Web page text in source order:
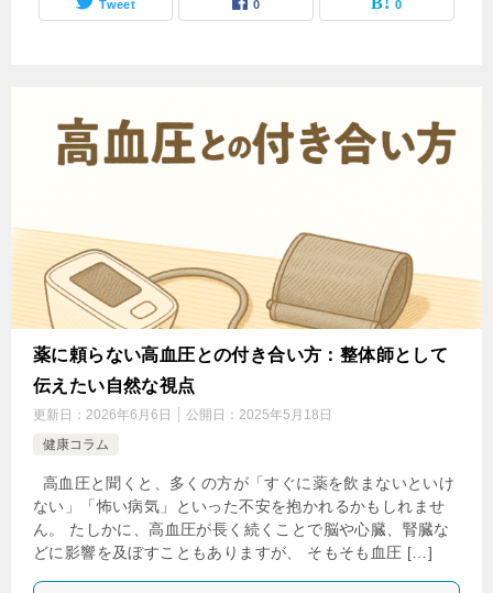
Tweet 0 0
薬に頼らない高血圧との付き合い方：整体師として
伝えたい自然な視点
更新日： 2026年6月6日 公開日： 2025年5月18日
健康コラム
高血圧と聞くと、多くの方が「すぐに薬を飲まないといけ
ない」「怖い病気」といった不安を抱かれるかもしれませ
ん。 たしかに、高血圧が長く続くことで脳や心臓、腎臓な
どに影響を及ぼすこともありますが、 そもそも血圧 […]